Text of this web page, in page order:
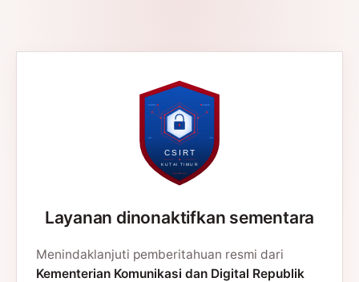
Layanan dinonaktifkan sementara
Menindaklanjuti pemberitahuan resmi dari
Kementerian Komunikasi dan Digital Republik